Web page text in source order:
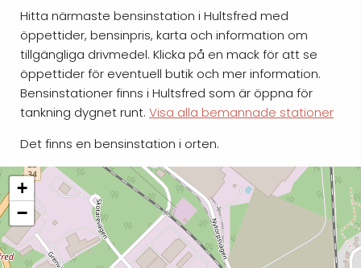
Hitta närmaste bensinstation i Hultsfred med
öppettider, bensinpris, karta och information om
tillgängliga drivmedel. Klicka på en mack för att se
öppettider för eventuell butik och mer information.
Bensinstationer finns i Hultsfred som är öppna för
tankning dygnet runt. Visa alla bemannade stationer
Det finns en bensinstation i orten.
+
−